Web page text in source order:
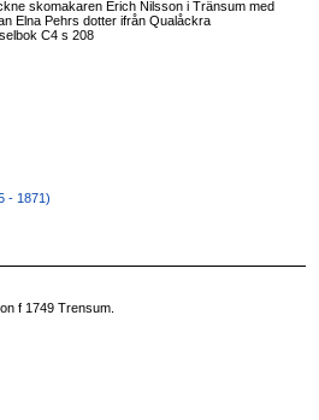
skomakaren Erich Nilsson i Tränsum med
Elna Pehrs dotter ifrån Qualåckra
C4 s 208
- 1871)
f 1749 Trensum.